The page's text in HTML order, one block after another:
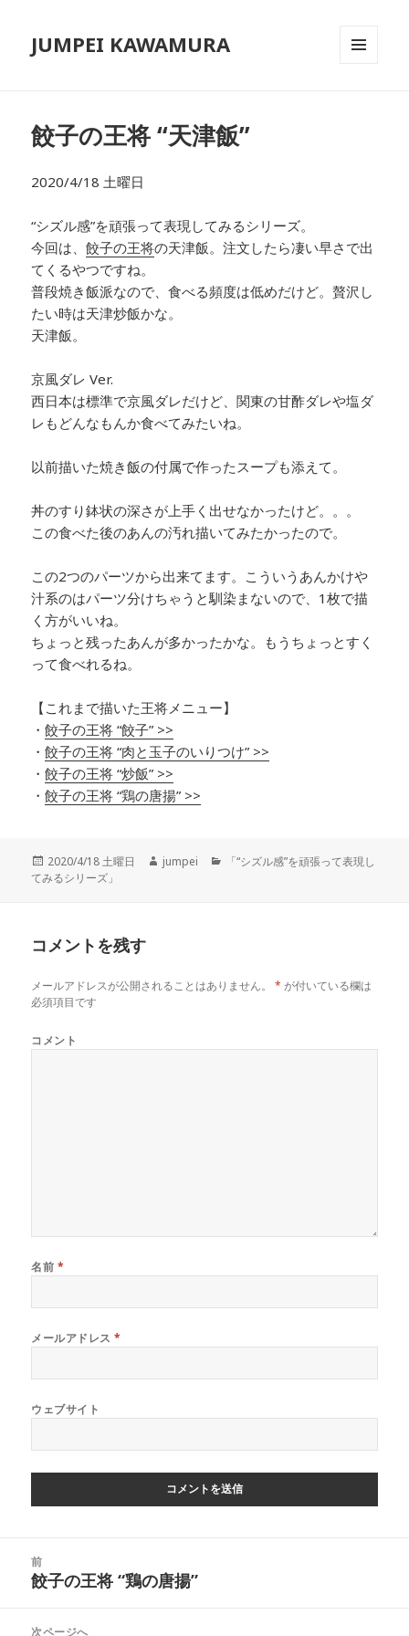
JUMPEI KAWAMURA
餃子の王将 “天津飯”
2020/4/18 土曜日
“シズル感”を頑張って表現してみるシリーズ。
今回は、餃子の王将の天津飯。注文したら凄い早さで出
てくるやつですね。
普段焼き飯派なので、食べる頻度は低めだけど。贅沢し
たい時は天津炒飯かな。
天津飯。
京風ダレ Ver.
西日本は標準で京風ダレだけど、関東の甘酢ダレや塩ダ
レもどんなもんか食べてみたいね。
以前描いた焼き飯の付属で作ったスープも添えて。
丼のすり鉢状の深さが上手く出せなかったけど。。。
この食べた後のあんの汚れ描いてみたかったので。
この2つのパーツから出来てます。こういうあんかけや
汁系のはパーツ分けちゃうと馴染まないので、1枚で描
く方がいいね。
ちょっと残ったあんが多かったかな。もうちょっとすく
って食べれるね。
【これまで描いた王将メニュー】
・餃子の王将 “餃子” >>
・餃子の王将 “肉と玉子のいりつけ” >>
・餃子の王将 “炒飯” >>
・餃子の王将 “鶏の唐揚” >>
投
稿
2020/4/18 土曜日
作
jumpei
カ
「“シズル感”を頑張って表現し
てみるシリーズ」
コメントを残す
メールアドレスが公開されることはありません。 * が付いている欄は
必須項目です
コメント
名前 *
メールアドレス*
ウェブサイト
前
前
投
餃子の王将 “鶏の唐揚”
次ページへ